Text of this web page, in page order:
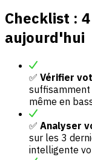
Checklist :
aujourd'hui
✅ Vérifier
même en
✅ Analyser
sur les 3
intelligente